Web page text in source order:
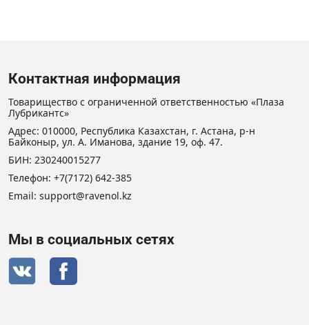
Контактная информация
Товарищество с ограниченной ответственностью «Плаза
Лубрикантс»
Адрес: 010000, Республика Казахстан, г. Астана, р-н
Байконыр, ул. А. Иманова, здание 19, оф. 47.
БИН: 230240015277
Телефон: +7(7172) 642-385
Email: support@ravenol.kz
Мы в социальных сетях